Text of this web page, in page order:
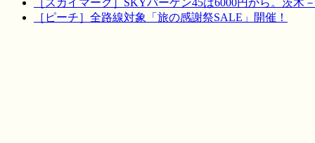
［ピーチ］全路線対象「旅の感謝祭SALE」開催！